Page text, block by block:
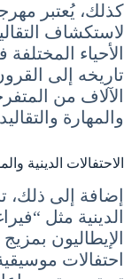
كذلك، يُعتبر
لاستكشاف
الأحياء
تاريخه إلى
الآلاف من
والمهارة
الاحتفالات الدينية
إضافة إلى ذلك،
الدينية مثل
الإيطاليون
احتفالات